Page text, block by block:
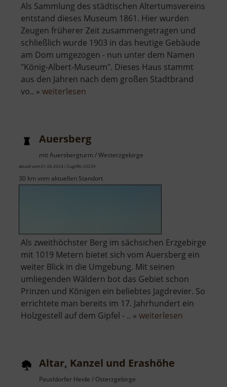
Als Sammlung des städtischen Altertumsvereins
entstand dieses Museum 1861. Hier wurden
Zeugen früherer Zeit zusammengetragen und
schließlich wurde 1903 in das heutige Gebäude
am Dom umgezogen - nun unter dem Namen
"König-Albert-Museum". Dieses Haus stammt
aus den Jahren nach dem großen Stadtbrand
vo.. » weiterlesen
Auersberg
mit Auersbergturm / Westerzgebirge
aktuell vom 01.06.2024 / Zugriffe: 20239
30 km vom aktuellen Standort
Als zweithöchster Berg im sächsichen Erzgebirge
mit 1019 Metern bietet sich vom Auersberg ein
weiter Blick in die Umgebung. Mit seinen
umliegenden Wäldern bot das Gebiet schon
Prinzen und Königen ein beliebtes Jagdrevier. So
errichtete man bereits im 17. Jahrhundert ein
Holzgestell auf dem Gipfel - .. » weiterlesen
Altar, Kanzel und Erashöhe
Pausldorfer Heide / Osterzgebirge